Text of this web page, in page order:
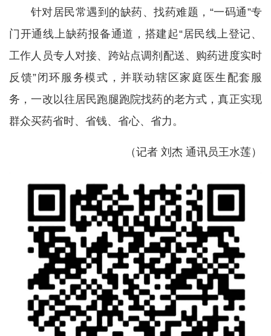
针对居民常遇到的缺药、找药难题，“一码通”专
门开通线上缺药报备通道，搭建起“居民线上登记、
工作人员专人对接、跨站点调剂配送、购药进度实时
反馈”闭环服务模式，并联动辖区家庭医生配套服
务，一改以往居民跑腿跑院找药的老方式，真正实现
群众买药省时、省钱、省心、省力。
（记者 刘杰 通讯员王水莲）